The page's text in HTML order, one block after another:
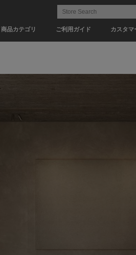
商品カテゴリ ご利用ガイド カスタマ